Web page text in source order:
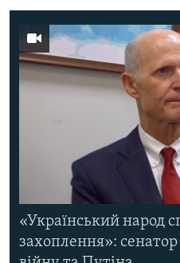
«Український народ
захоплення»: